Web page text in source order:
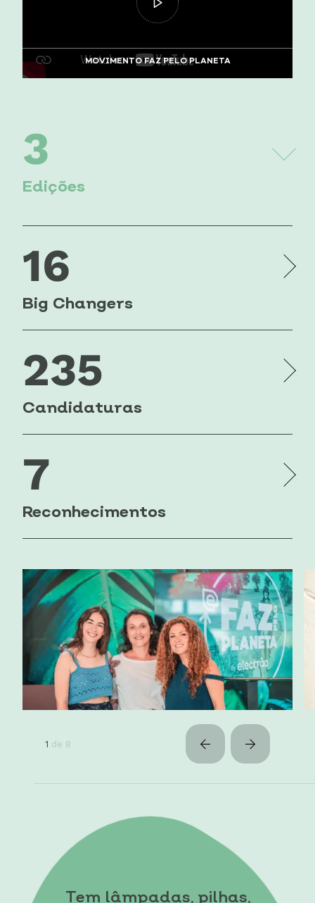
MOVIMENTO FAZ PELO PLANETA
3
Edições
16
Big Changers
235
Candidaturas
7
Reconhecimentos
à Deriva<br>1 corporate changer
- Infraestruturas de
Portugal<br>2 menções honrosas
- Carlos Dobreira e Miguel
Lacerda<br><br>2ª edição:<br>1º
Prémio: Isabel Bourbon<br>2º
Prémio: Helena Antónia<br>3º
Prémio: Cláudia Severino<br>
1 de 8
Tem lâmpadas, pilhas,